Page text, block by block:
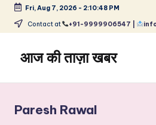
Skip
content
Fri, Aug 7, 2026 - 2:10:49 PM
Contact at +91-9999906547 |
आज की ताज़ा खबर
ताज़ा
समाचार
Paresh Rawal